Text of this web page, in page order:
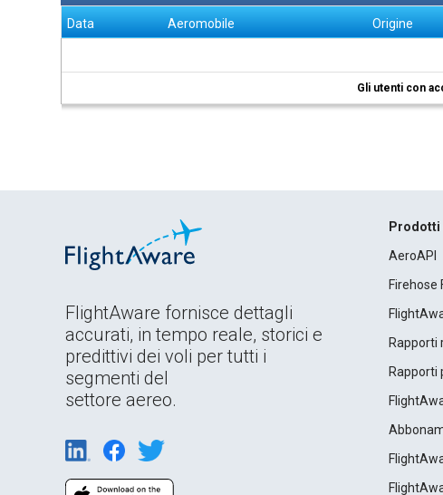
Data Aeromobile Origine
Gli utenti con
FlightAware fornisce dettagli
accurati, in tempo reale, storici e
predittivi dei voli per tutti i
segmenti del
settore aereo.
Prodotti
AeroAPI
Firehose
Rapporti
Rapporti